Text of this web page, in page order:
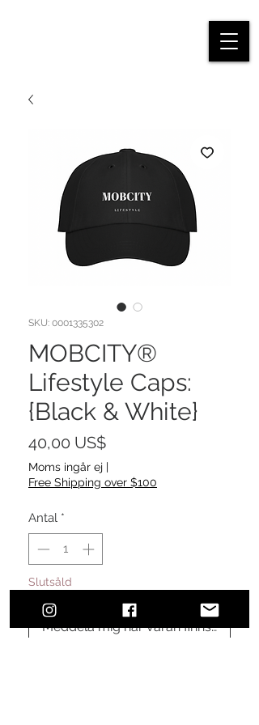
SKU: 0001335302
MOBCITY®
Lifestyle Caps:
{Black & White}
40,00 US$Pris
Moms ingår ej |
Free Shipping over $100
Antal *
Slutsåld
Meddela mig när varan finns i lager